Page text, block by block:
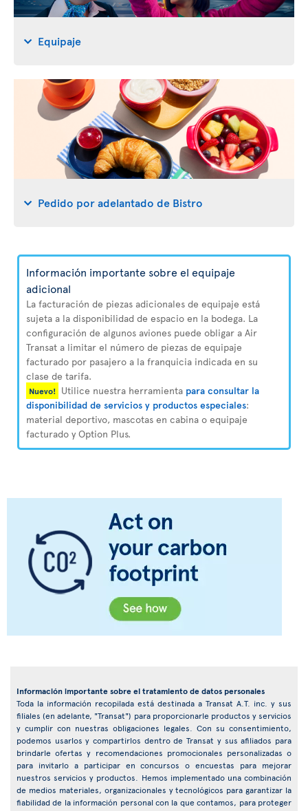
Equipaje
Pedido por adelantado de Bistro
Información importante sobre el equipaje
adicional
La facturación de piezas adicionales de equipaje está
sujeta a la disponibilidad de espacio en la bodega. La
configuración de algunos aviones puede obligar a Air
Transat a limitar el número de piezas de equipaje
facturado por pasajero a la franquicia indicada en su
clase de tarifa.
Nuevo! Utilice nuestra herramienta para consultar la
disponibilidad de servicios y productos especiales:
material deportivo, mascotas en cabina o equipaje
facturado y Option Plus.
Información importante sobre el tratamiento de datos personales
Toda la información recopilada está destinada a Transat A.T. inc. y sus
filiales (en adelante, "Transat") para proporcionarle productos y servicios
y cumplir con nuestras obligaciones legales. Con su consentimiento,
podemos usarlos y compartirlos dentro de Transat y sus afiliados para
brindarle ofertas y recomendaciones promocionales personalizadas o
para invitarlo a participar en concursos o encuestas para mejorar
nuestros servicios y productos. Hemos implementado una combinación
de medios materiales, organizacionales y tecnológicos para garantizar la
fiabilidad de la información personal con la que contamos, para proteger